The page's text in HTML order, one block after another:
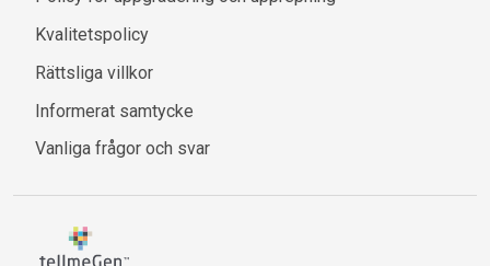
Kvalitetspolicy
Rättsliga villkor
Informerat samtycke
Vanliga frågor och svar